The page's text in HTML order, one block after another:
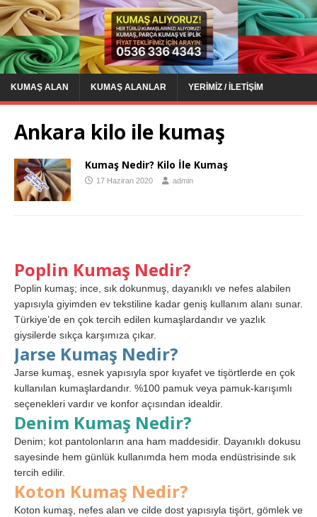
KUMAŞ ALAN KUMAŞ ALANLAR YERIMIZ / İLETIŞIM
Ankara kilo ile kumaş
Kumaş Nedir? Kilo İle Kumaş
17 Haziran 2020 admin
Poplin Kumaş Nedir?
Poplin kumaş; ince, sık dokunmuş, dayanıklı ve nefes alabilen
yapısıyla giyimden ev tekstiline kadar geniş kullanım alanı sunar.
Türkiye’de en çok tercih edilen kumaşlardandır ve yazlık
giysilerde sıkça karşımıza çıkar.
Jarse Kumaş Nedir?
Jarse kumaş, esnek yapısıyla spor kıyafet ve tişörtlerde en çok
kullanılan kumaşlardandır. %100 pamuk veya pamuk-karışımlı
seçenekleri vardır ve konfor açısından idealdir.
Denim Kumaş Nedir?
Denim; kot pantolonların ana ham maddesidir. Dayanıklı dokusu
sayesinde hem günlük kullanımda hem moda endüstrisinde sık
tercih edilir.
Koton Kumaş Nedir?
Koton kumaş, nefes alan ve cilde dost yapısıyla tişört, gömlek ve